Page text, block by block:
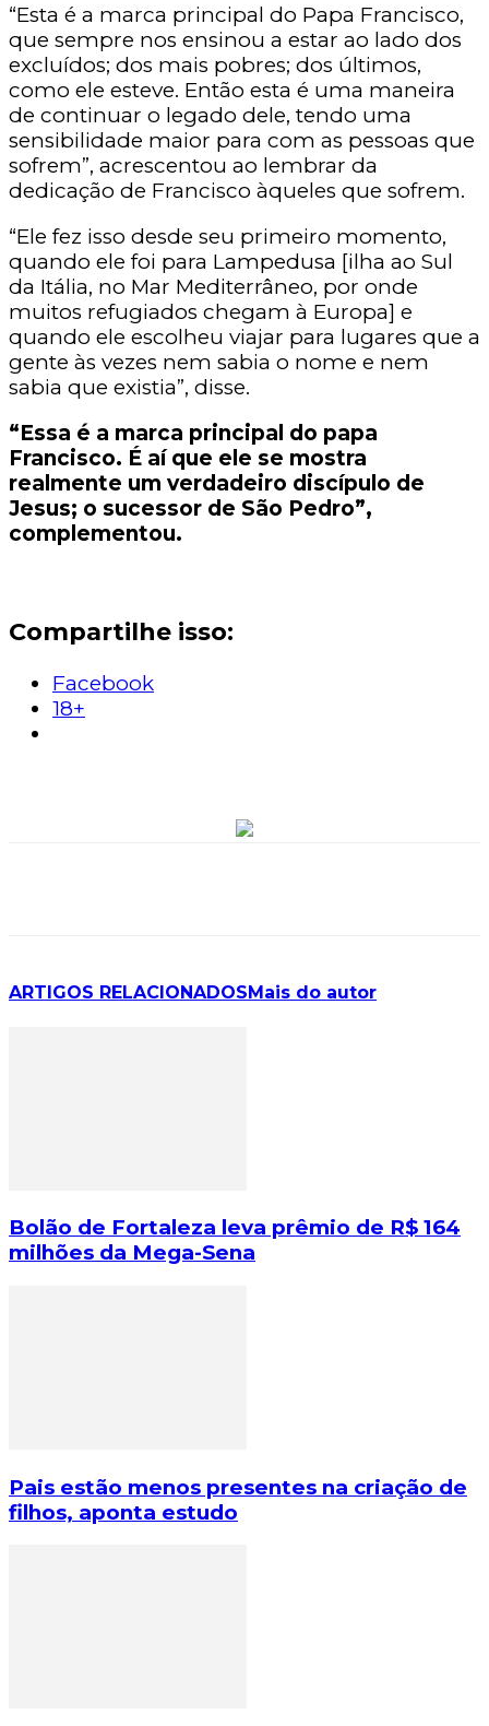
“Esta é a marca principal do Papa Francisco,
que sempre nos ensinou a estar ao lado dos
excluídos; dos mais pobres; dos últimos,
como ele esteve. Então esta é uma maneira
de continuar o legado dele, tendo uma
sensibilidade maior para com as pessoas que
sofrem”, acrescentou ao lembrar da
dedicação de Francisco àqueles que sofrem.
“Ele fez isso desde seu primeiro momento,
quando ele foi para Lampedusa [ilha ao Sul
da Itália, no Mar Mediterrâneo, por onde
muitos refugiados chegam à Europa] e
quando ele escolheu viajar para lugares que a
gente às vezes nem sabia o nome e nem
sabia que existia”, disse.
“Essa é a marca principal do papa
Francisco. É aí que ele se mostra
realmente um verdadeiro discípulo de
Jesus; o sucessor de São Pedro”,
complementou.
Compartilhe isso:
Facebook
18+
ARTIGOS RELACIONADOS Mais do autor
Bolão de Fortaleza leva prêmio de R$ 164
milhões da Mega-Sena
Pais estão menos presentes na criação de
filhos, aponta estudo